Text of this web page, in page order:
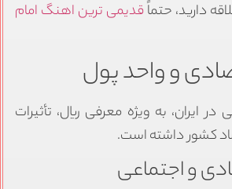
دارید، حتماًقدیمی ترین اهنگ امام
و واحد پول
ایران، به ویژه معرفی ریال، تأثیرات
کشور داشته است.
و اجتماعی